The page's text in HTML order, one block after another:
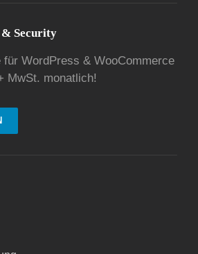
& Security
für WordPress & WooCommerce
MwSt. monatlich!